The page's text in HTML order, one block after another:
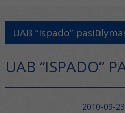
UAB “Ispado”
UAB “ISPADO”
2010-09-